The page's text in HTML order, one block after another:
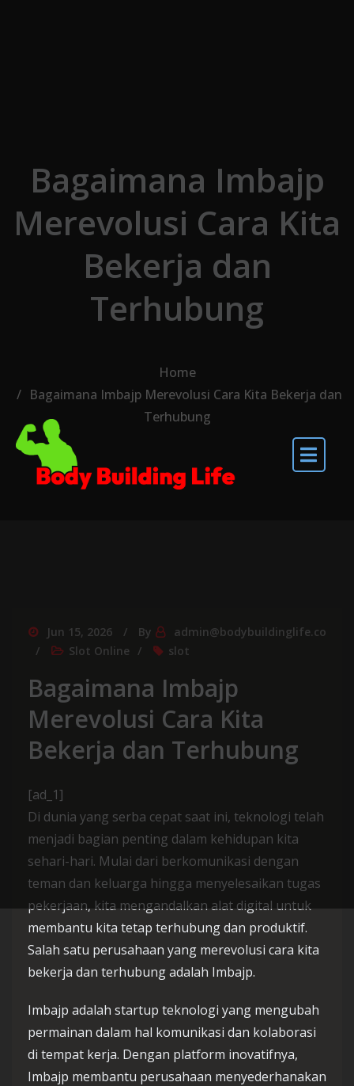
Bagaimana Imbajp
Merevolusi Cara Kita
Bekerja dan
Terhubung
Home
Bagaimana Imbajp Merevolusi Cara Kita Bekerja dan
Terhubung
Jun 15, 2026 By
admin@bodybuildinglife.co
Slot Online
slot
Bagaimana Imbajp
Merevolusi Cara Kita
Bekerja dan Terhubung
[ad_1]
Di dunia yang serba cepat saat ini, teknologi telah
menjadi bagian penting dalam kehidupan kita
sehari-hari. Mulai dari berkomunikasi dengan
teman dan keluarga hingga menyelesaikan tugas
pekerjaan, kita mengandalkan alat digital untuk
membantu kita tetap terhubung dan produktif.
Salah satu perusahaan yang merevolusi cara kita
bekerja dan terhubung adalah Imbajp.
Imbajp adalah startup teknologi yang mengubah
permainan dalam hal komunikasi dan kolaborasi
di tempat kerja. Dengan platform inovatifnya,
Imbajp membantu perusahaan menyederhanakan